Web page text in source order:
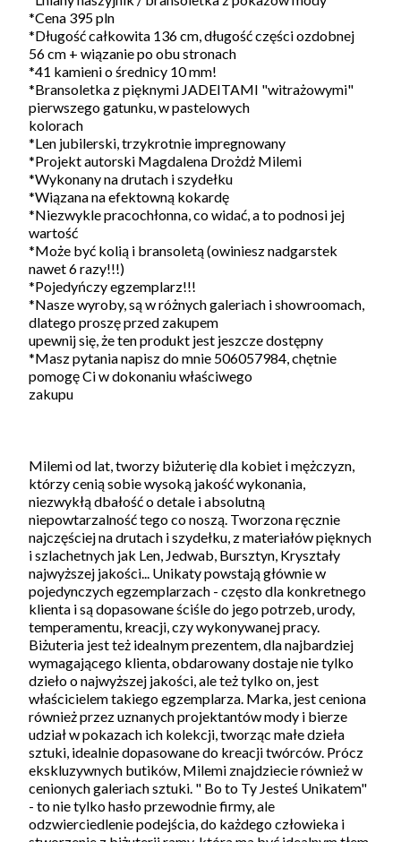
*Cena 395 pln
*Długość całkowita 136 cm, długość części ozdobnej
56 cm + wiązanie po obu stronach
*41 kamieni o średnicy 10 mm!
*Bransoletka z pięknymi JADEITAMI "witrażowymi"
pierwszego gatunku, w pastelowych
kolorach
*Len jubilerski, trzykrotnie impregnowany
*Projekt autorski Magdalena Drożdż Milemi
*Wykonany na drutach i szydełku
*Wiązana na efektowną kokardę
*Niezwykle pracochłonna, co widać, a to podnosi jej
wartość
*Może być kolią i bransoletą (owiniesz nadgarstek
nawet 6 razy!!!)
*Pojedyńczy egzemplarz!!!
*Nasze wyroby, są w różnych galeriach i showroomach,
dlatego proszę przed zakupem
upewnij się, że ten produkt jest jeszcze dostępny
*Masz pytania napisz do mnie 506057984, chętnie
pomogę Ci w dokonaniu właściwego
zakupu
Milemi od lat, tworzy biżuterię dla kobiet i mężczyzn,
którzy cenią sobie wysoką jakość wykonania,
niezwykłą dbałość o detale i absolutną
niepowtarzalność tego co noszą. Tworzona ręcznie
najczęściej na drutach i szydełku, z materiałów pięknych
i szlachetnych jak Len, Jedwab, Bursztyn, Kryształy
najwyższej jakości... Unikaty powstają głównie w
pojedynczych egzemplarzach - często dla konkretnego
klienta i są dopasowane ściśle do jego potrzeb, urody,
temperamentu, kreacji, czy wykonywanej pracy.
Biżuteria jest też idealnym prezentem, dla najbardziej
wymagającego klienta, obdarowany dostaje nie tylko
dzieło o najwyższej jakości, ale też tylko on, jest
właścicielem takiego egzemplarza. Marka, jest ceniona
również przez uznanych projektantów mody i bierze
udział w pokazach ich kolekcji, tworząc małe dzieła
sztuki, idealnie dopasowane do kreacji twórców. Prócz
ekskluzywnych butików, Milemi znajdziecie również w
cenionych galeriach sztuki. " Bo to Ty Jesteś Unikatem"
- to nie tylko hasło przewodnie firmy, ale
odzwierciedlenie podejścia, do każdego człowieka i